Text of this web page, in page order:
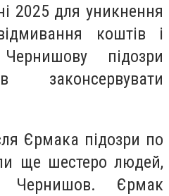
2025 для уникнення
коштів і
підозри
законсервувати
Єрмака підозри по
ще шестеро людей,
Чернишов. Єрмак